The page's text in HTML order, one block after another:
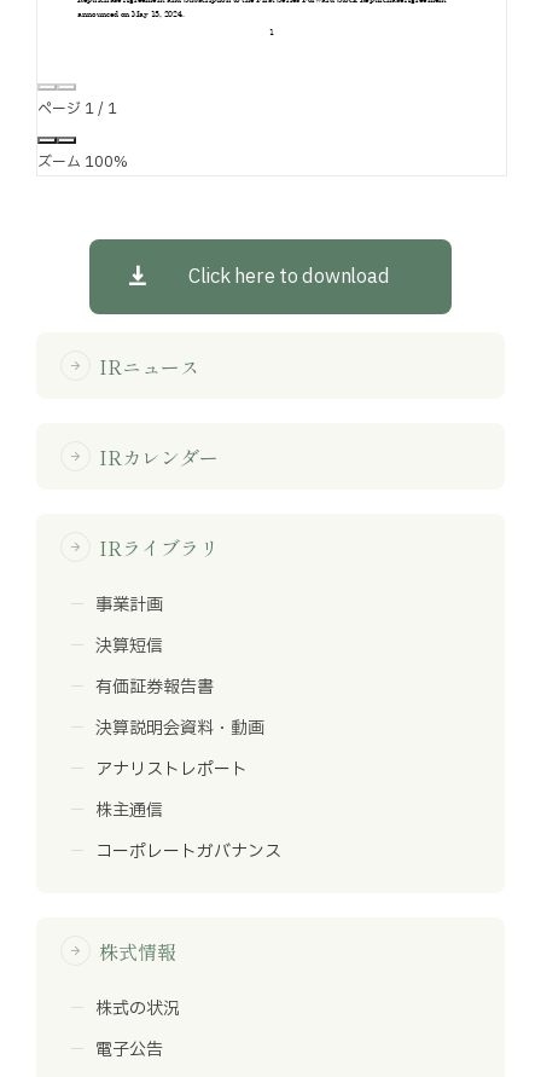
ページ 1/ 1
ズーム 100%
Click here to download
arrow_forward IRニュース
arrow_forward IRカレンダー
arrow_forward IRライブラリ
事業計画
決算短信
有価証券報告書
決算説明会資料・動画
アナリストレポート
株主通信
コーポレートガバナンス
arrow_forward 株式情報
株式の状況
電子公告